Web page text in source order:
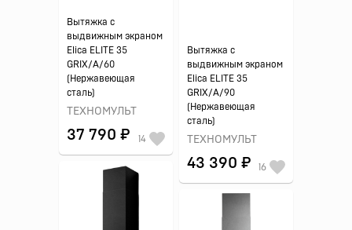
Вытяжка с
выдвижным экраном
Elica ELITE 35
GRIX/A/60
(Нержавеющая
сталь)
ТЕХНОМУЛЬТ
37 790 ₽ 14
Вытяжка с
выдвижным экраном
Elica ELITE 35
GRIX/A/90
(Нержавеющая
сталь)
ТЕХНОМУЛЬТ
43 390 ₽ 16